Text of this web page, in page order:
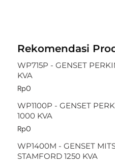
Rekomendasi
WP715P - GENSET
KVA
Rp0
WP1100P - GENSET
1000 KVA
Rp0
WP1400M - GENSET
STAMFORD 1250 KVA